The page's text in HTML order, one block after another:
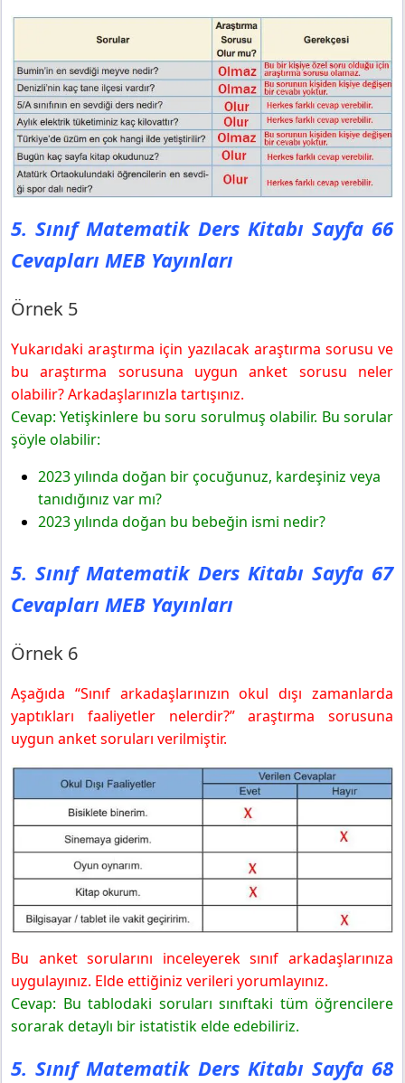
5. Sınıf Matematik Ders Kitabı Sayfa 66
Cevapları MEB Yayınları
Örnek 5
Yukarıdaki araştırma için yazılacak araştırma sorusu ve
bu araştırma sorusuna uygun anket sorusu neler
olabilir? Arkadaşlarınızla tartışınız.
Cevap: Yetişkinlere bu soru sorulmuş olabilir. Bu sorular
şöyle olabilir:
2023 yılında doğan bir çocuğunuz, kardeşiniz veya
tanıdığınız var mı?
2023 yılında doğan bu bebeğin ismi nedir?
5. Sınıf Matematik Ders Kitabı Sayfa 67
Cevapları MEB Yayınları
Örnek 6
Aşağıda “Sınıf arkadaşlarınızın okul dışı zamanlarda
yaptıkları faaliyetler nelerdir?” araştırma sorusuna
uygun anket soruları verilmiştir.
Bu anket sorularını inceleyerek sınıf arkadaşlarınıza
uygulayınız. Elde ettiğiniz verileri yorumlayınız.
Cevap: Bu tablodaki soruları sınıftaki tüm öğrencilere
sorarak detaylı bir istatistik elde edebiliriz.
5. Sınıf Matematik Ders Kitabı Sayfa 68